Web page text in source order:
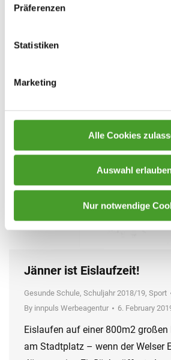
Präferenzen
Statistiken
Marketing
Alle Cookies
Auswahl
Nur notwendige
Wandern bevor die Regenfront
Jänner ist Eislaufzeit!
Gesunde Schule, Schuljahr 2018/19, Sport
By innpuls Werbeagentur 6. February
Eislaufen auf einer 800m2
am Stadtplatz – wenn der Welser